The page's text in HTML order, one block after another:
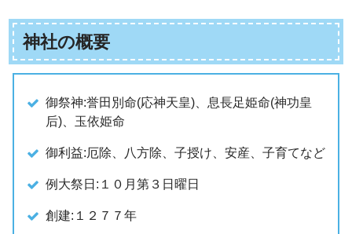
神社の概要
御祭神:誉田別命(応神天皇)、息長足姫命(神功皇
后)、玉依姫命
御利益:厄除、八方除、子授け、安産、子育てなど
例大祭日:１０月第３日曜日
創建:１２７７年